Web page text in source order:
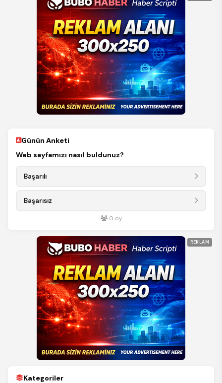
Günün Anketi
Web sayfamızı nasıl buldunuz?
Başarılı
Başarısız
0 oy
REKLAM
Kategoriler